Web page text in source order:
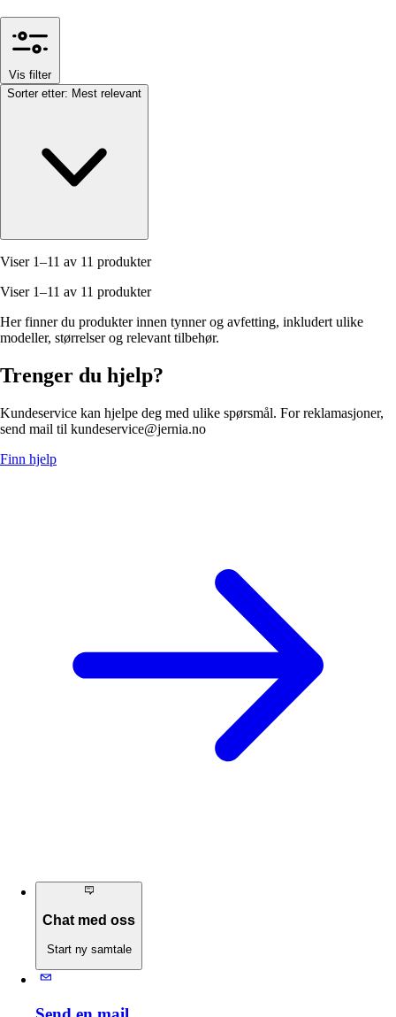
Vis filter
Sorter etter: Mest relevant
Viser 1–11 av 11 produkter
Viser 1–11 av 11 produkter
Her finner du produkter innen tynner og avfetting, inkludert ulike
modeller, størrelser og relevant tilbehør.
Trenger du hjelp?
Kundeservice kan hjelpe deg med ulike spørsmål. For reklamasjoner,
send mail til kundeservice@jernia.no
Finn hjelp
Chat med oss
Start ny samtale